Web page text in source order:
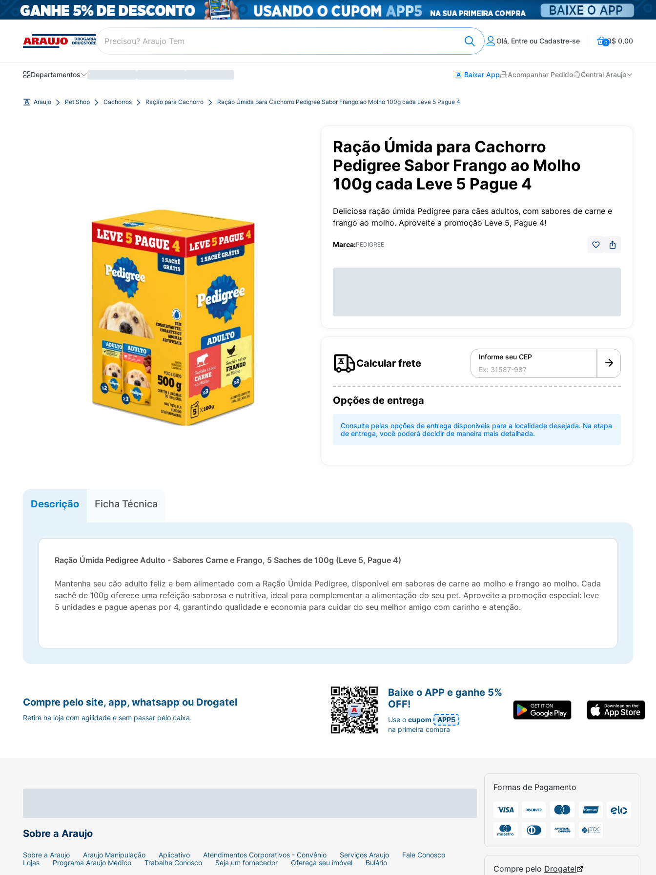
Olá, Entre ou Cadastre-se 0R$ 0,00
Departamentos Baixar App Acompanhar Pedido Central Araujo
Araujo Pet Shop Cachorros Ração para Cachorro Ração Úmida para Cachorro Pedigree Sabor Frango ao Molho 100g cada Leve 5 Pague 4
Ração Úmida para Cachorro
Pedigree Sabor Frango ao Molho
100g cada Leve 5 Pague 4
Deliciosa ração úmida Pedigree para cães adultos, com sabores de carne e
frango ao molho. Aproveite a promoção Leve 5, Pague 4!
Marca:PEDIGREE
Calcular frete
Informe seu CEP
Opções de entrega
Consulte pelas opções de entrega disponíveis para a localidade desejada. Na etapa
de entrega, você poderá decidir de maneira mais detalhada.
Descrição Ficha Técnica
Ração Úmida Pedigree Adulto - Sabores Carne e Frango, 5 Saches de 100g (Leve 5, Pague 4)
Mantenha seu cão adulto feliz e bem alimentado com a Ração Úmida Pedigree, disponível em sabores de carne ao molho e frango ao molho. Cada
sachê de 100g oferece uma refeição saborosa e nutritiva, ideal para complementar a alimentação do seu pet. Aproveite a promoção especial: leve
5 unidades e pague apenas por 4, garantindo qualidade e economia para cuidar do seu melhor amigo com carinho e atenção.
Sobre a Araujo
Sobre a Araujo Araujo Manipulação Aplicativo Atendimentos Corporativos - Convênio Serviços Araujo
Fale Conosco
Lojas
Programa Araujo Médico Trabalhe Conosco Seja um fornecedor Ofereça seu imóvel Bulário
Formas de Pagamento
Compre pelo Drogatel
Compre pelo site, app, whatsapp ou Drogatel
Retire na loja com agilidade e sem passar pelo caixa.
Baixe o APP e ganhe 5%
OFF!
Use ocupom
APP5
na primeira compra